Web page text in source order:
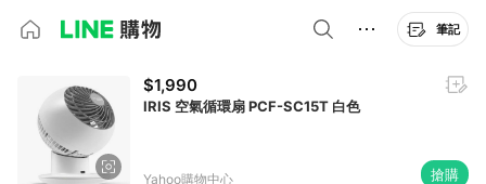
筆記
$1,990
IRIS 空氣循環扇 PCF-SC15T 白色
Yahoo購物中心 搶購